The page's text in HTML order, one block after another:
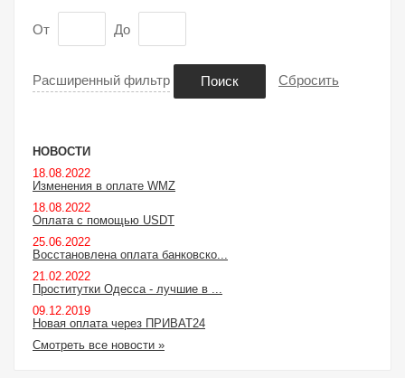
От До
Расширенный фильтр Поиск Сбросить
НОВОСТИ
18.08.2022
Изменения в оплате WMZ
18.08.2022
Оплата с помощью USDT
25.06.2022
Восстановлена оплата банковско...
21.02.2022
Проститутки Одесса - лучшие в ...
09.12.2019
Новая оплата через ПРИВАТ24
Смотреть все новости »